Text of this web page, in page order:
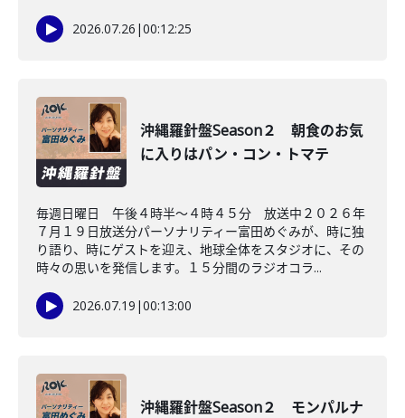
2026.07.26 |00:12:25
沖縄羅針盤Season２ 朝食のお気
に入りはパン・コン・トマテ
毎週日曜日 午後４時半～４時４５分 放送中２０２６年
７月１９日放送分パーソナリティー富田めぐみが、時に独
り語り、時にゲストを迎え、地球全体をスタジオに、その
時々の思いを発信します。１５分間のラジオコラ...
2026.07.19 |00:13:00
沖縄羅針盤Season２ モンパルナ